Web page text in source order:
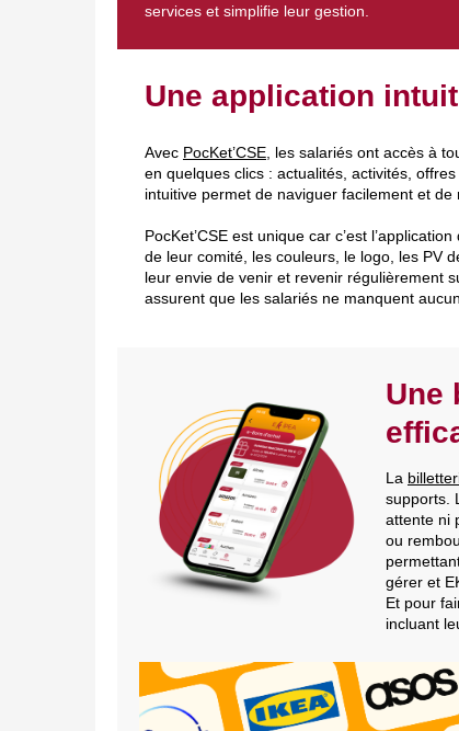
services et simplifie leur gestion.
Une application
Avec PocKet’CSE , les salariés ont accès à
en quelques clics : actualités, activités,
intuitive permet de naviguer facilement et
PocKet’CSE est unique car c’est
de leur comité, les couleurs, le logo, les PV
leur envie de venir et revenir régulièrement
assurent que les salariés ne manquent
Une
La
supports.
attente ni
ou
gérer et
Et pour
incluant